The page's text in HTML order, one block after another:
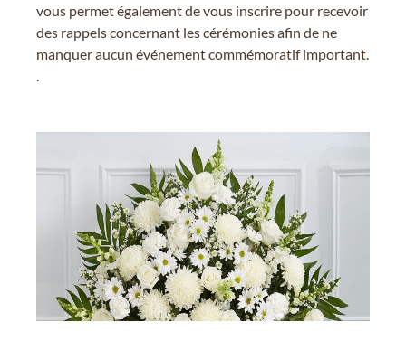
vous permet également de vous inscrire pour recevoir
des rappels concernant les cérémonies afin de ne
manquer aucun événement commémoratif important.